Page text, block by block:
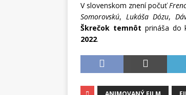
V slovenskom znení počuť
Somorovskú, Lukáša Dózu,
Škrečok temnôt prináša do
2022.